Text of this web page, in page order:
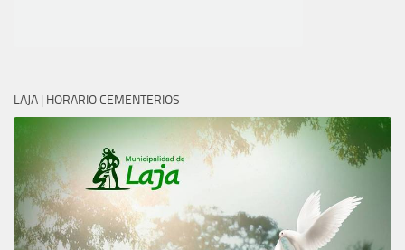
LAJA | HORARIO CEMENTERIOS